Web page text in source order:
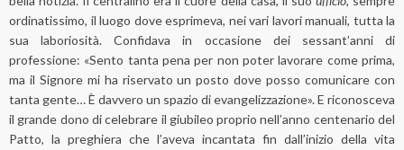
ordinatissimo, il luogo dove esprimeva, nei vari lavori manuali, tutta la
sua laboriosità. Confidava in occasione dei sessant’anni di
professione: «Sento tanta pena per non poter lavorare come prima,
ma il Signore mi ha riservato un posto dove posso comunicare con
tanta gente… È davvero un spazio di evangelizzazione». E riconosceva
il grande dono di celebrare il giubileo proprio nell’anno centenario del
Patto, la preghiera che l’aveva incantata fin dall’inizio della vita